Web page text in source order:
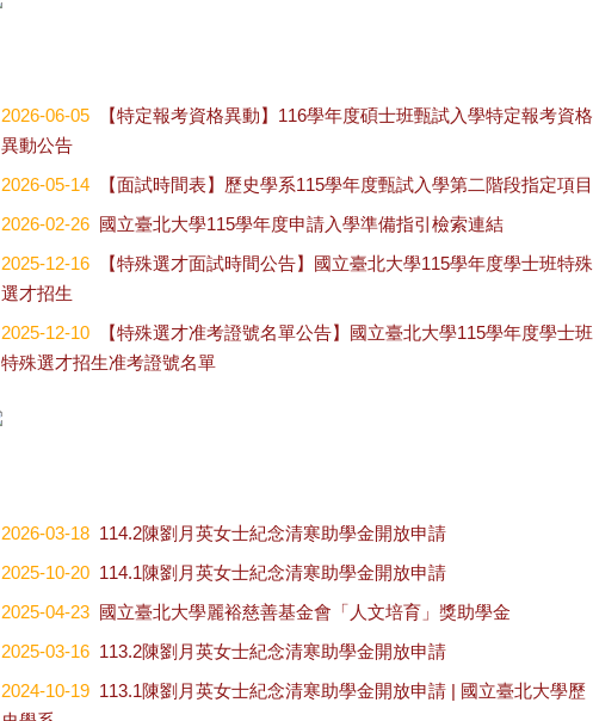
2026-06-05 【特定報考資格異動】116學年度碩士班甄試入學特定報考資格
異動公告
2026-05-14 【面試時間表】歷史學系115學年度甄試入學第二階段指定項目
2026-02-26 國立臺北大學115學年度申請入學準備指引檢索連結
2025-12-16 【特殊選才面試時間公告】國立臺北大學115學年度學士班特殊
選才招生
2025-12-10 【特殊選才准考證號名單公告】國立臺北大學115學年度學士班
特殊選才招生准考證號名單
2026-03-18 114.2陳劉月英女士紀念清寒助學金開放申請
2025-10-20 114.1陳劉月英女士紀念清寒助學金開放申請
2025-04-23 國立臺北大學麗裕慈善基金會「人文培育」獎助學金
2025-03-16 113.2陳劉月英女士紀念清寒助學金開放申請
2024-10-19 113.1陳劉月英女士紀念清寒助學金開放申請 | 國立臺北大學歷